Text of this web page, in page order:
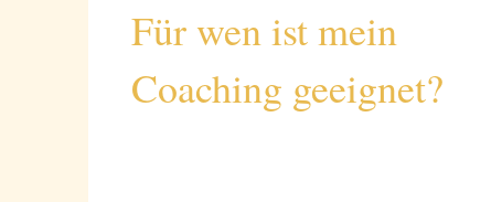
Für wen ist mein
Coaching geeignet?